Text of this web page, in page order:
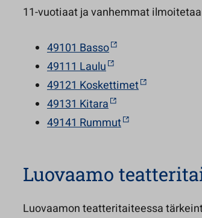
11-vuotiaat ja vanhemmat
49101 Basso
49111 Laulu
49121 Koskettimet
49131 Kitara
49141 Rummut
Luovaamo
Luovaamon teatteritaiteessa